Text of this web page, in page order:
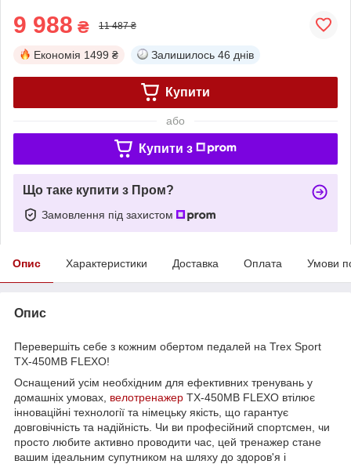
9 988 ₴ 11 487 ₴
Економія 1499 ₴ Залишилось 46 днів
Купити
або
Купити з
Що таке купити з Пром?
Замовлення під захистом
Опис Характеристики Доставка Оплата Умови
Опис
Перевершіть себе з кожним обертом педалей на Trex Sport
TX-450MB FLEXO!
Оснащений усім необхідним для ефективних тренувань у
домашніх умовах, велотренажер TX-450MB FLEXO втілює
інноваційні технології та німецьку якість, що гарантує
довговічність та надійність. Чи ви професійний спортсмен, чи
просто любите активно проводити час, цей тренажер стане
вашим ідеальним супутником на шляху до здоров'я і